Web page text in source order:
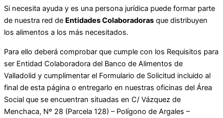
Si necesita ayuda y es una persona jurídica puede formar parte
de nuestra red de Entidades Colaboradoras que distribuyen
los alimentos a los más necesitados.
Para ello deberá comprobar que cumple con los Requisitos para
ser Entidad Colaboradora del Banco de Alimentos de
Valladolid y cumplimentar el Formulario de Solicitud incluido al
final de esta página o entregarlo en nuestras oficinas del Área
Social que se encuentran situadas en C/ Vázquez de
Menchaca, Nº 28 (Parcela 128) – Polígono de Argales –